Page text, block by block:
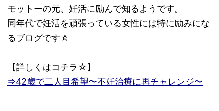
モットーの元、妊活に励んで知るようです。
同年代で妊活を頑張っている女性には特に励みにな
るブログです☆
【詳しくはコチラ☆】
⇒42歳で二人目希望〜不妊治療に再チャレンジ〜